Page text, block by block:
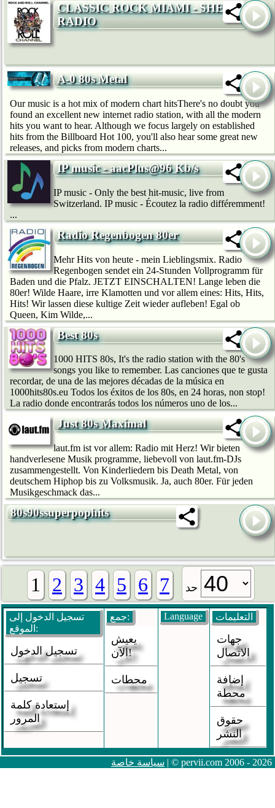
CLASSIC ROCK MIAMI - SHE
RADIO
A-0 80s Metal
Our music is a hot mix of modern chart hitsThere's no doubt you
found an excellent new internet radio station, with all the modern
hits you want to hear. Although we focus largely on established
hits from the Billboard Hot 100, you'll also hear some great new
releases, and picks from modern charts...
IP music - aacPlus@96 Kb/s
IP music - Only the best hit-music, live from
Switzerland. IP music - Écoutez la radio différemment!
...
Radio Regenbogen 80er
Mehr Hits von heute - mein Lieblingsmix. Radio
Regenbogen sendet ein 24-Stunden Vollprogramm für
Baden und die Pfalz. JETZT EINSCHALTEN! Lange leben die
80er! Wilde Haare, irre Klamotten und vor allem eines: Hits, Hits,
Hits! Wir lassen diese kultige Zeit wieder aufleben! Egal ob
Queen, Kim Wilde,...
Best 80s
1000 HITS 80s, It's the radio station with the 80's
songs you like to remember. Las canciones que te gusta
recordar, de una de las mejores décadas de la música en
1000hits80s.eu Todos los éxitos de los 80s, en 24 horas, non stop!
La radio donde encontrarás todos los números uno de los...
Just 80s Maximal
laut.fm ist vor allem: Radio mit Herz! Wir bie­ten
handverlesene Musik programme, liebevoll von laut.fm-DJs
zusammengestellt. Von Kinderliedern bis Death Metal, von
deutschem Hip­hop bis zu Volksmusik. Ja, auch 80er. Für jeden
Musikgeschmack das...
80s90ssuperpophits
1 2 3 4 5 6 7 حد
تسجيل الدخول إلى
الموقع:
تسجيل الدخول
تسجيل
إستعادة كلمة
المرور
جمع:
يعيش
الآن!
محطات
Language التعليمات
جهات
الاتصال
إضافة
محطة
حقوق
النشر
سياسة خاصة | © pervii.com 2006 - 2026